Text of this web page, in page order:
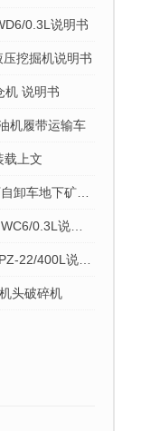
0.3L说明书
挖掘机说明书
机 说明书
机履带运输车
载上文
卸车地下矿用
0.3L说明
22/400L说明
头破碎机